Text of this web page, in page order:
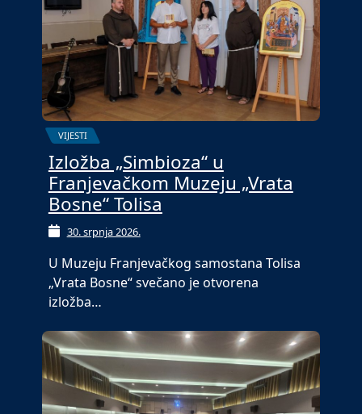
VIJESTI
Izložba „Simbioza“ u
Franjevačkom Muzeju „Vrata
Bosne“ Tolisa
30. srpnja 2026.
U Muzeju Franjevačkog samostana Tolisa
„Vrata Bosne“ svečano je otvorena
izložba…